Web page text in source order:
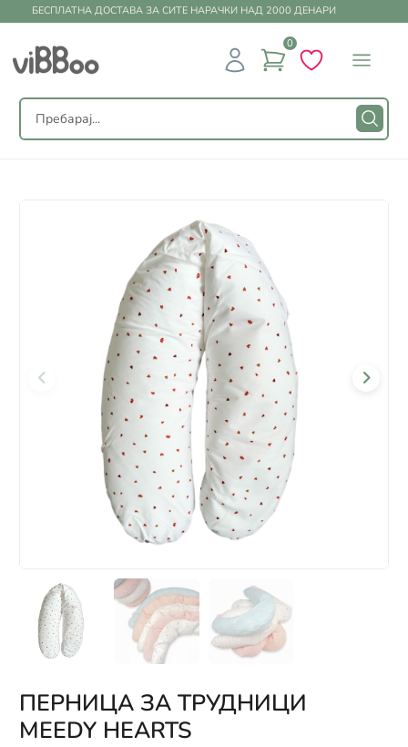
БЕСПЛАТНА ДОСТАВА ЗА СИТЕ НАРАЧКИ НАД 2000 ДЕНАРИ
0
ПЕРНИЦА ЗА ТРУДНИЦИ
MEEDY HEARTS